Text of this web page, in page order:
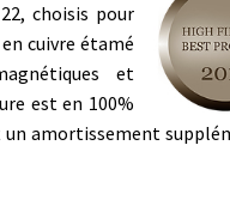
choisis pour
cuivre étamé
et
est en 100%
amortissement